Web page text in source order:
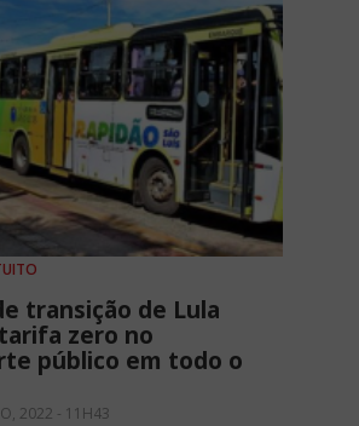
transição de Lula
zero no
público em todo o
2022 - 11H43